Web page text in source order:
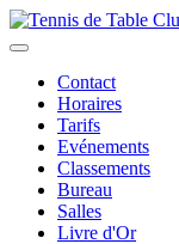
Contact
Horaires
Tarifs
Evénements
Classements
Bureau
Salles
Livre d'Or